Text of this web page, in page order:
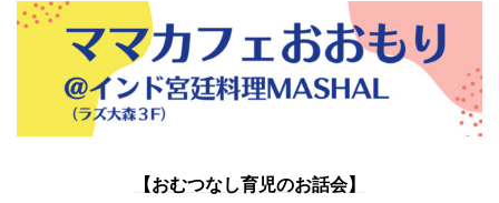
メディア EN
【おむつなし育児のお話会】